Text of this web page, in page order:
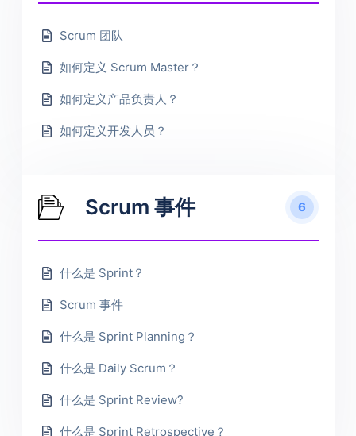
Scrum 团队
如何定义 Scrum Master？
如何定义产品负责人？
如何定义开发人员？
Scrum 事件 6
什么是 Sprint？
Scrum 事件
什么是 Sprint Planning？
什么是 Daily Scrum？
什么是 Sprint Review?
什么是 Sprint Retrospective？